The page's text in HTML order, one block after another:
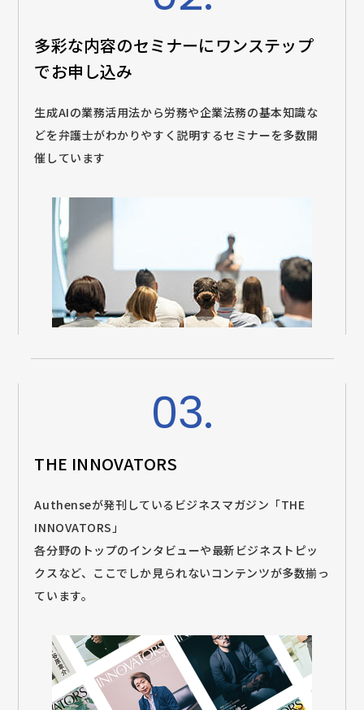
多彩な内容のセミナーにワンステップ
でお申し込み
生成AIの業務活用法から労務や企業法務の基本知識な
どを弁護士がわかりやすく説明するセミナーを多数開
催しています
03.
THE INNOVATORS
Authenseが発刊しているビジネスマガジン「THE
INNOVATORS」
各分野のトップのインタビューや最新ビジネストピッ
クスなど、ここでしか見られないコンテンツが多数揃っ
ています。